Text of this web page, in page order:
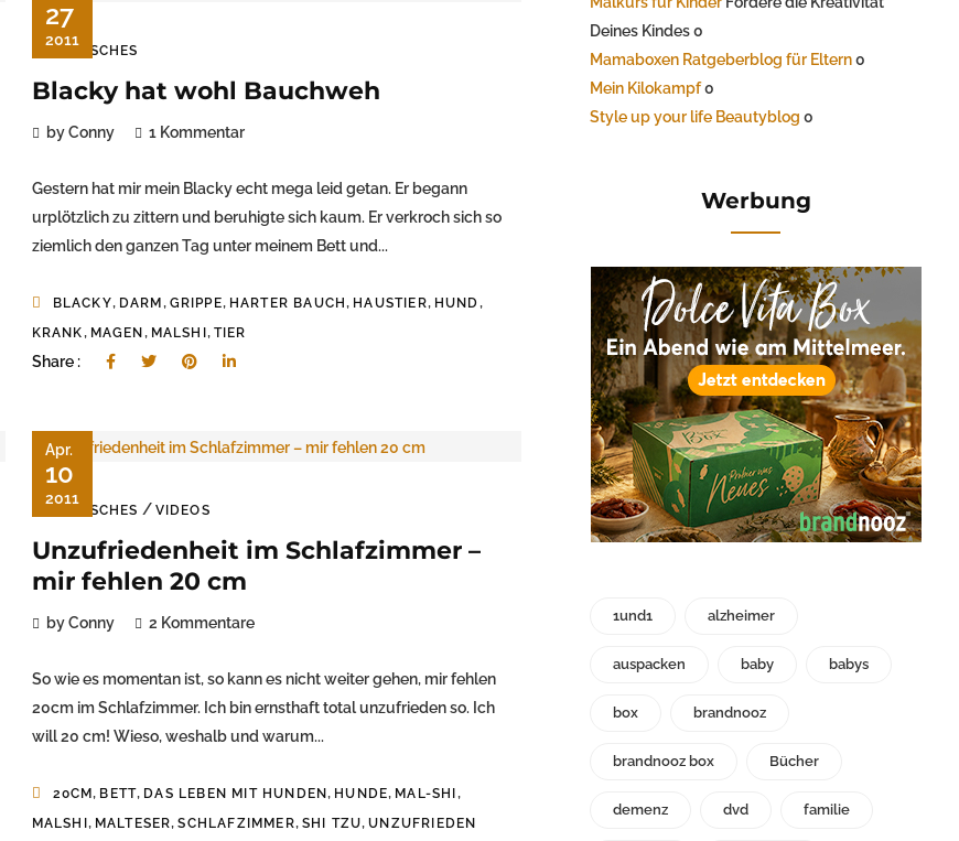
27
2011
TIERISCHES
Blacky hat wohl Bauchweh
by Conny 1 Kommentar
Gestern hat mir mein Blacky echt mega leid getan. Er begann
urplötzlich zu zittern und beruhigte sich kaum. Er verkroch sich so
ziemlich den ganzen Tag unter meinem Bett und...
BLACKY, DARM , GRIPPE, HARTER BAUCH, HAUSTIER, HUND,
KRANK, MAGEN , MALSHI , TIER
Share :
Apr.
10
2011
TIERISCHES / VIDEOS
Unzufriedenheit im Schlafzimmer –
mir fehlen 20 cm
by Conny 2 Kommentare
So wie es momentan ist, so kann es nicht weiter gehen, mir fehlen
20cm im Schlafzimmer. Ich bin ernsthaft total unzufrieden so. Ich
will 20 cm! Wieso, weshalb und warum...
20CM, BETT, DAS LEBEN MIT HUNDEN, HUNDE, MAL-SHI,
MALSHI, MALTESER,SCHLAFZIMMER, SHI TZU,UNZUFRIEDEN
Deines Kindes 0
Mamaboxen Ratgeberblog für Eltern0
Mein Kilokampf0
Style up your life Beautyblog 0
Werbung
1und1 alzheimer
auspacken baby babys
box brandnooz
brandnooz box Bücher
demenz dvd familie